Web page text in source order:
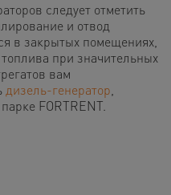
следует отметить
и отвод
в закрытых помещениях,
при значительных
вам
дизель-генератор,
FORTRENT.